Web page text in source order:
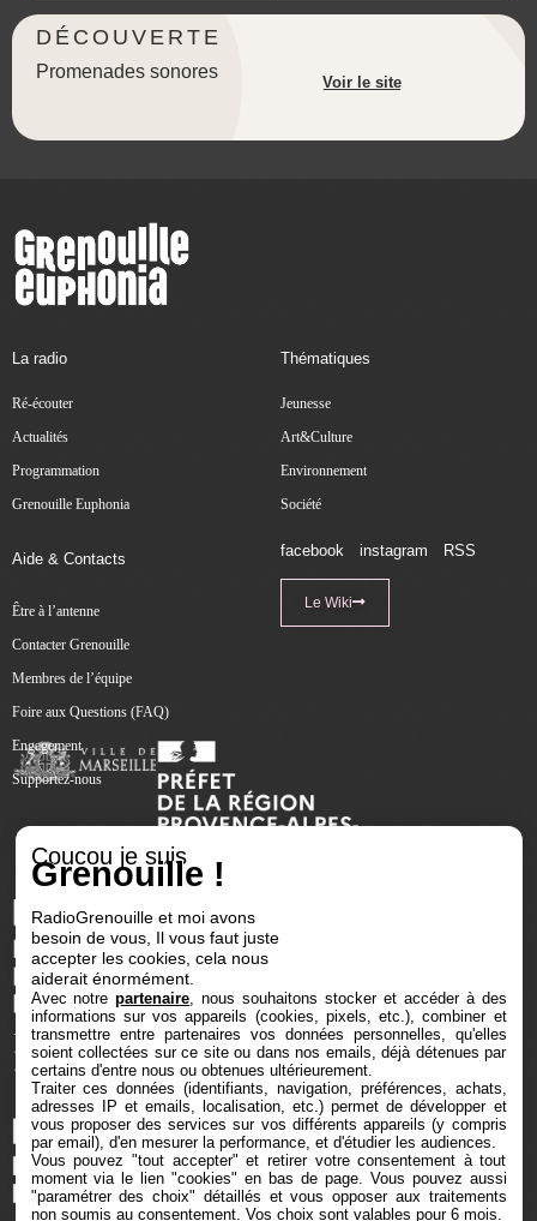
DÉCOUVERTE
Promenades sonores
Voir le site
La radio
Ré-écouter
Actualités
Programmation
Grenouille Euphonia
Thématiques
Jeunesse
Art&Culture
Environnement
Société
Aide & Contacts
Être à l’antenne
Contacter Grenouille
Membres de l’équipe
Foire aux Questions (FAQ)
Engagement
Supportez-nous
facebook instagram RSS
Le Wiki
Coucou je suis
Grenouille !
RadioGrenouille et moi avons
besoin de vous, Il vous faut juste
accepter les cookies, cela nous
aiderait énormément.
Avec notrepartenaire , nous souhaitons stocker et accéder à des
informations sur vos appareils (cookies, pixels, etc.), combiner et
transmettre entre partenaires vos données personnelles, qu'elles
soient collectées sur ce site ou dans nos emails, déjà détenues par
certains d'entre nous ou obtenues ultérieurement.
Traiter ces données (identifiants, navigation, préférences, achats,
adresses IP et emails, localisation, etc.) permet de développer et
vous proposer des services sur vos différents appareils (y compris
par email), d'en mesurer la performance, et d'étudier les audiences.
Vous pouvez "tout accepter" et retirer votre consentement à tout
moment via le lien "cookies" en bas de page. Vous pouvez aussi
"paramétrer des choix" détaillés et vous opposer aux traitements
non soumis au consentement. Vos choix sont valables pour 6 mois.